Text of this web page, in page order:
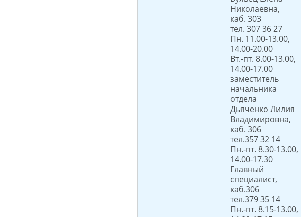
Николаевна,
каб. 303
тел. 307 36 27
Пн. 11.00-13.00,
14.00-20.00
Вт.-пт. 8.00-13.00,
14.00-17.00
заместитель
начальника
отдела
Дьяченко Лилия
Владимировна,
каб. 306
тел.357 32 14
Пн.-пт. 8.30-13.00,
14.00-17.30
Главный
специалист,
каб.306
тел.379 35 14
Пн.-пт. 8.15-13.00,